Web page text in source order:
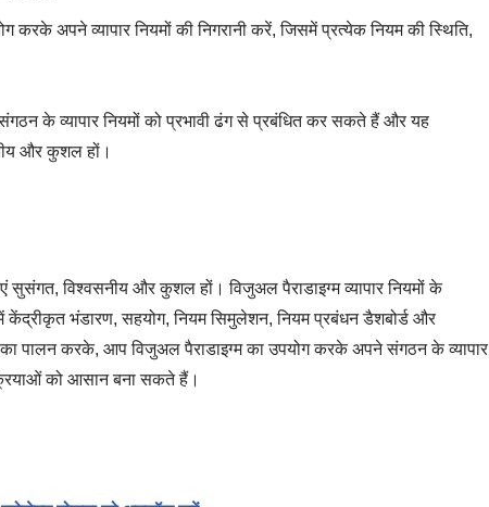
करके अपने व्यापार नियमों की निगरानी करें, जिसमें प्रत्येक नियम की स्थिति,
के व्यापार नियमों को प्रभावी ढंग से प्रबंधित कर सकते हैं और यह
और कुशल हों।
सुसंगत, विश्वसनीय और कुशल हों। विजुअल पैराडाइग्म व्यापार नियमों के
भंडारण, सहयोग, नियम सिमुलेशन, नियम प्रबंधन डैशबोर्ड और
का पालन करके, आप विजुअल पैराडाइग्म का उपयोग करके अपने संगठन के व्यापार
को आसान बना सकते हैं।